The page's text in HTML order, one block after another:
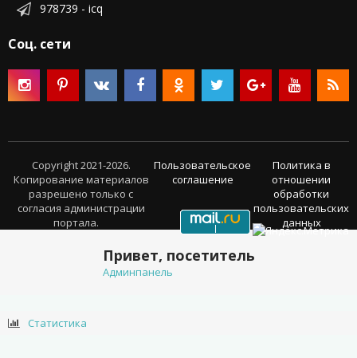
978739 - icq
Соц. сети
Copyright 2021-2026.
Копирование материалов
разрешено только с
согласия администрации
портала.
Пользовательское
соглашение
Политика в
отношении
обработки
пользовательских
данных
Привет, посетитель
Админпанель
Статистика